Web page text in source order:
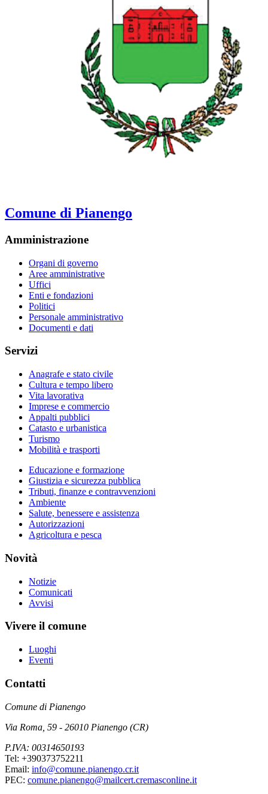
Comune di Pianengo
Amministrazione
Organi di governo
Aree amministrative
Uffici
Enti e fondazioni
Politici
Personale amministrativo
Documenti e dati
Servizi
Anagrafe e stato civile
Cultura e tempo libero
Vita lavorativa
Imprese e commercio
Appalti pubblici
Catasto e urbanistica
Turismo
Mobilità e trasporti
Educazione e formazione
Giustizia e sicurezza pubblica
Tributi, finanze e contravvenzioni
Ambiente
Salute, benessere e assistenza
Autorizzazioni
Agricoltura e pesca
Novità
Notizie
Comunicati
Avvisi
Vivere il comune
Luoghi
Eventi
Contatti
Comune di Pianengo
Via Roma, 59 - 26010 Pianengo (CR)
P.IVA: 00314650193
Tel: +390373752211
Email: info@comune.pianengo.cr.it
PEC: comune.pianengo@mailcert.cremasconline.it